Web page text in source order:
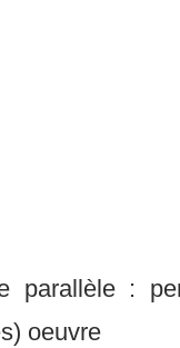
parallèle :
oeuvre